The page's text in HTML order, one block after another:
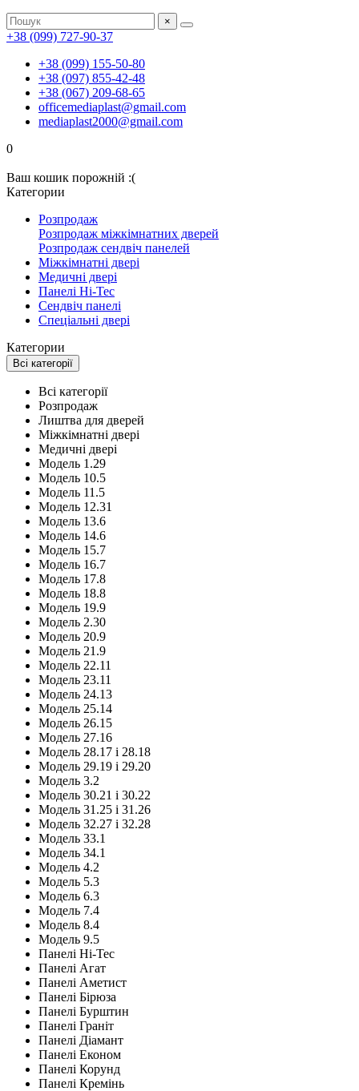
×
+38 (099) 727-90-37
+38 (099) 155-50-80
+38 (097) 855-42-48
+38 (067) 209-68-65
officemediaplast@gmail.com
mediaplast2000@gmail.com
0
Ваш кошик порожній :(
Категории
Розпродаж
Розпродаж міжкімнатних дверей
Розпродаж сендвіч панелей
Міжкімнатні двері
Медичні двері
Панелі Hi-Tec
Сендвіч панелі
Спеціальні двері
Категории
Всі категорії
Всі категорії
Розпродаж
Лиштва для дверей
Міжкімнатні двері
Медичні двері
Модель 1.29
Модель 10.5
Модель 11.5
Модель 12.31
Модель 13.6
Модель 14.6
Модель 15.7
Модель 16.7
Модель 17.8
Модель 18.8
Модель 19.9
Модель 2.30
Модель 20.9
Модель 21.9
Модель 22.11
Модель 23.11
Модель 24.13
Модель 25.14
Модель 26.15
Модель 27.16
Модель 28.17 і 28.18
Модель 29.19 і 29.20
Модель 3.2
Модель 30.21 і 30.22
Модель 31.25 і 31.26
Модель 32.27 і 32.28
Модель 33.1
Модель 34.1
Модель 4.2
Модель 5.3
Модель 6.3
Модель 7.4
Модель 8.4
Модель 9.5
Панелі Hi-Tec
Панелі Агат
Панелі Аметист
Панелі Бірюза
Панелі Бурштин
Панелі Граніт
Панелі Діамант
Панелі Економ
Панелі Корунд
Панелі Кремінь